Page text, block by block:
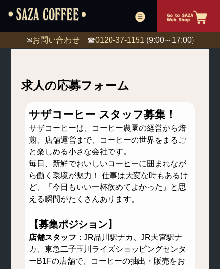
✉お問い合わせ ☎0120-37-1151 (9:00～17:00)
求人の応募フォーム
サザコーヒー スタッフ募集！
サザコーヒーは、コーヒー農園の経営から焙
煎、店舗運営まで、コーヒーの世界をまるご
と楽しめる小さな会社です。
毎日、新鮮でおいしいコーヒーに囲まれなが
ら働く環境が魅力！ 仕事は大変な時もあるけ
ど、「今日もいい一杯飲めてよかった」と思
える瞬間がたくさんあります。
【募集ポジション】
店舗スタッフ： JR品川駅ナカ、JR大宮駅ナ
カ、東急二子玉川ライズショッピングセンタ
ーB1Fの店舗で、コーヒーの抽出・販売をお